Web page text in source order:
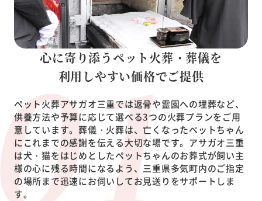
心に寄り添うペット火葬・葬儀を
利用しやすい価格でご提供
ペット火葬アサガオ三重では返骨や霊園への埋葬など、
供養方法や予算に応じて選べる3つの火葬プランをご用
意しています。葬儀・火葬は、亡くなったペットちゃん
にこれまでの感謝を伝える大切な場です。アサガオ三重
は犬・猫をはじめとしたペットちゃんのお葬式が飼い主
様の心に残る時間になるよう、三重県多気町内のご指定
の場所まで迅速にお伺いしてお見送りをサポートしま
す。